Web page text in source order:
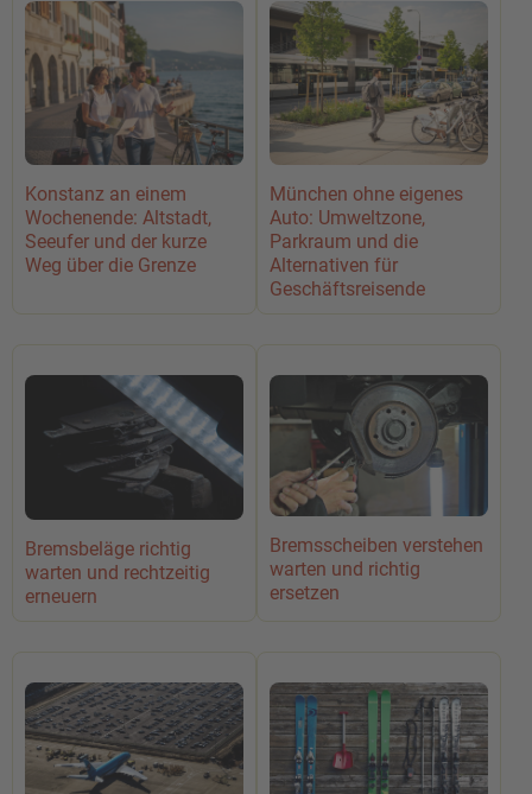
Konstanz an einem
Wochenende: Altstadt,
Seeufer und der kurze
Weg über die Grenze
München ohne eigenes
Auto: Umweltzone,
Parkraum und die
Alternativen für
Geschäftsreisende
Bremsbeläge richtig
warten und rechtzeitig
erneuern
Bremsscheiben verstehen
warten und richtig
ersetzen